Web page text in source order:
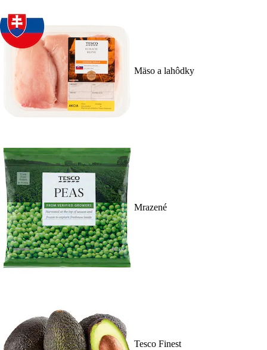
Mäso a lahôdky
Mrazené
Tesco Finest